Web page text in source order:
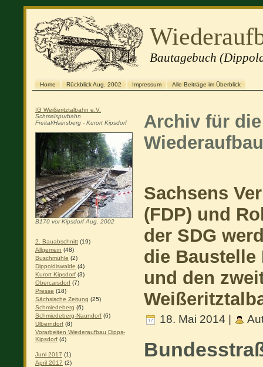
Bautagebuch
Home Rückblick Aug. 2002 Impressum Alle Beiträge im Überblick
IG Weißeritztalbahn e.V.
Schmalspurbahn
Freital/Hainsberg - Kurort Kipsdorf
B170 vor Kipsdorf Aug. 2002
2. Bauabschnitt (19)
Allgemein (48)
Buschmühle (2)
Dippoldiswalde (4)
Kurort Kipsdorf (3)
Obercarsdorf (7)
Presse (18)
Sächsische Zeitung (25)
Schmiedeberg (6)
Schmiedeberg-Naundorf (6)
Ulberndorf (8)
Vorarbeiten Wiederaufbau Dipps-
Kipsdorf (4)
Juni 2017 (1)
April 2017 (2)
Archiv für
Sachsens
(FDP) und
der SDG
die Baustelle
und den
18. Mai 2014 |